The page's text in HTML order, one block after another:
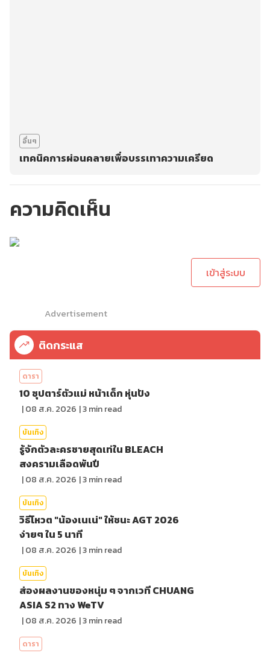
อื่นๆ
เทคนิคการผ่อนคลายเพื่อบรรเทาความเครียด
ความคิดเห็น
เข้าสู่ระบบ
Advertisement
ติดกระแส
ดารา
10 ซุปตาร์ตัวแม่ หน้าเด็ก หุ่นปัง
|08 ส.ค. 2026 |3min read
บันเทิง
รู้จักตัวละครชายสุดเท่ใน BLEACH
สงครามเลือดพันปี
|08 ส.ค. 2026 |3min read
บันเทิง
วิธีโหวต "น้องเนเน่" ให้ชนะ AGT 2026
ง่ายๆ ใน 5 นาที
|08 ส.ค. 2026 |3min read
บันเทิง
ส่องผลงานของหนุ่ม ๆ จากเวที CHUANG
ASIA S2 ทาง WeTV
|08 ส.ค. 2026 |3min read
ดารา